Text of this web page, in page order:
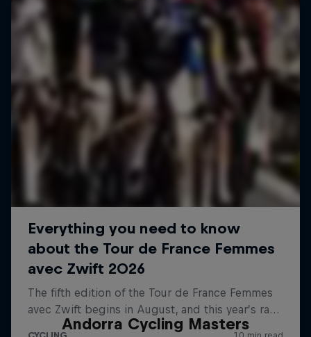
Andorra Cycling Masters